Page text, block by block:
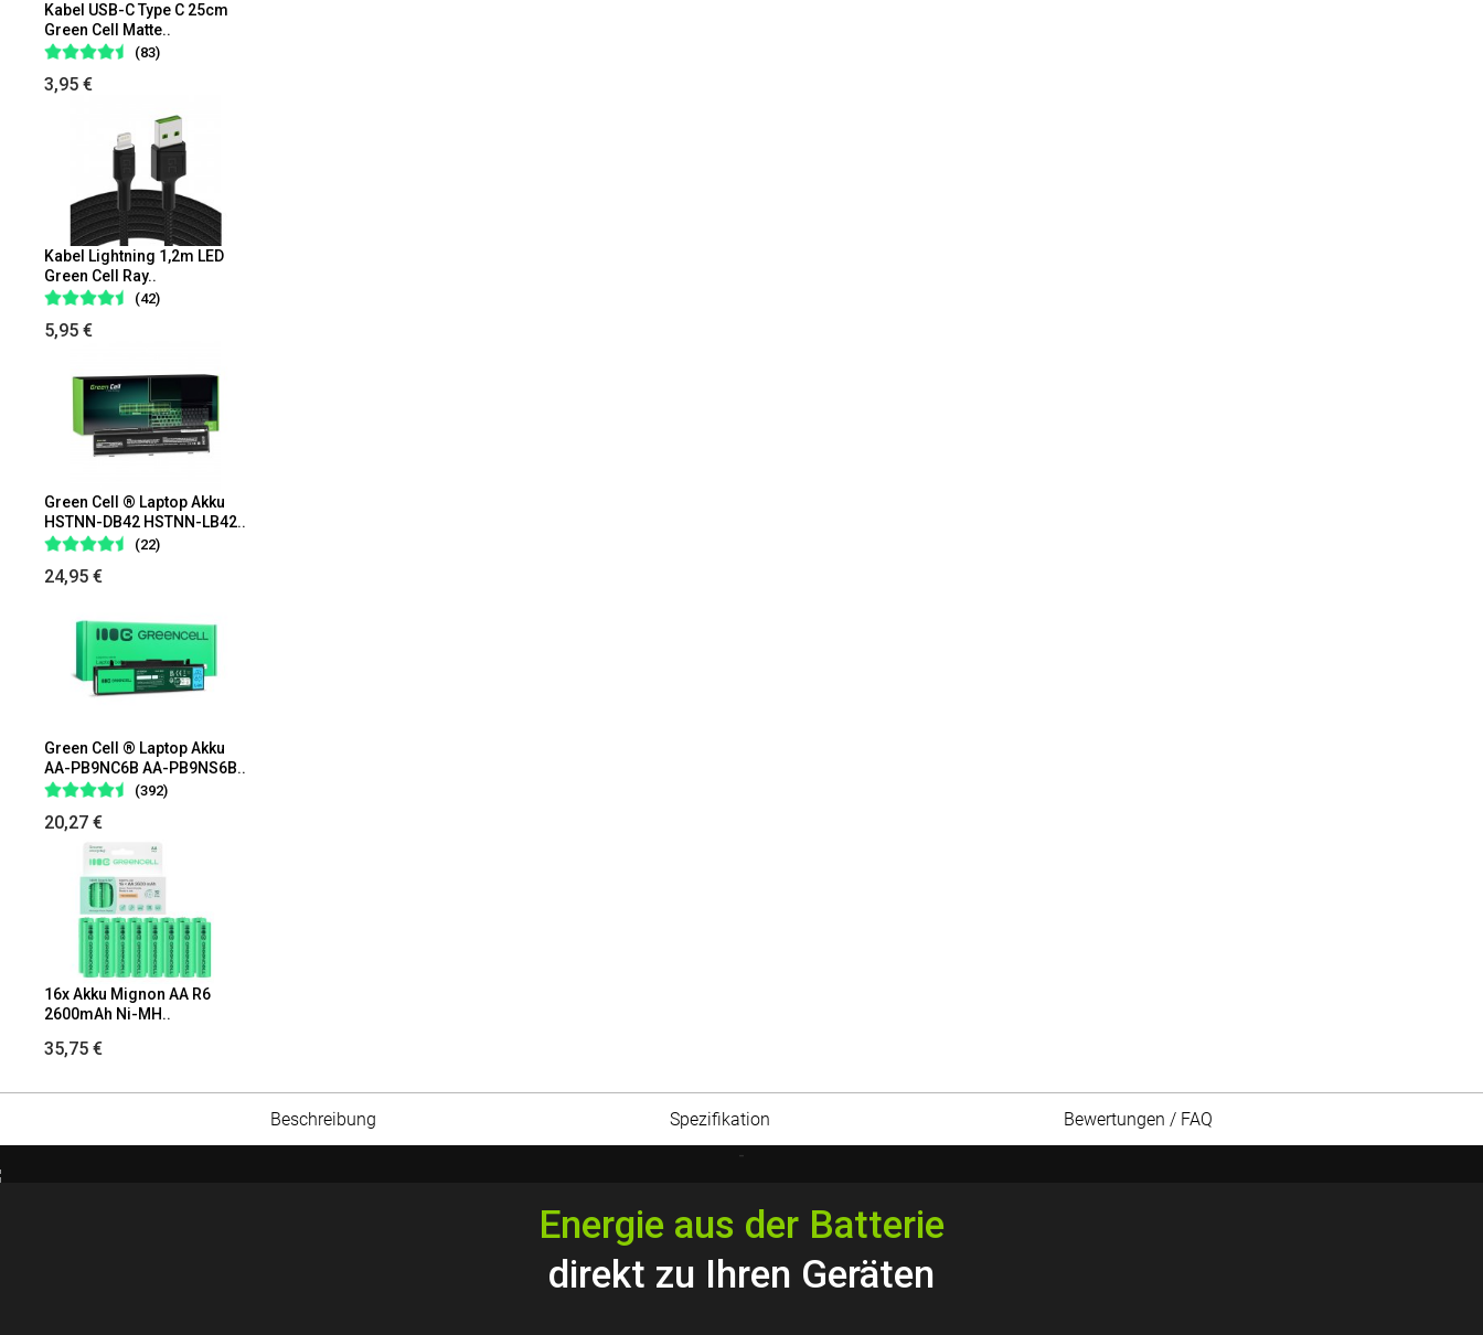
Kabel USB-C Type C 25cm
Green Cell Matte..
(83)
3,95 €
Kabel Lightning 1,2m LED
Green Cell Ray..
(42)
5,95 €
Green Cell ® Laptop Akku
HSTNN-DB42 HSTNN-LB42..
(22)
24,95 €
Green Cell ® Laptop Akku
AA-PB9NC6B AA-PB9NS6B..
(392)
20,27 €
16x Akku Mignon AA R6
2600mAh Ni-MH..
35,75 €
Beschreibung Spezifikation Bewertungen / FAQ
-
Energie aus der Batterie
direkt zu Ihren Geräten